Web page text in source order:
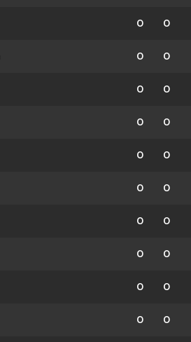
0 0
0 0
0 0
0 0
0 0
0 0
0 0
0 0
0 0
0 0